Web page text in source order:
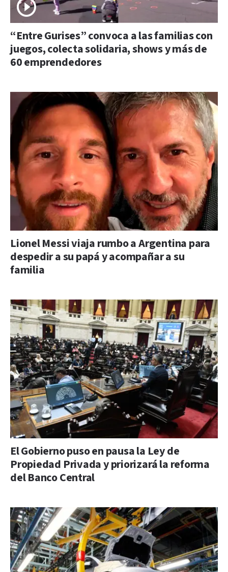
“Entre Gurises” convoca a las familias con
juegos, colecta solidaria, shows y más de
60 emprendedores
Lionel Messi viaja rumbo a Argentina para
despedir a su papá y acompañar a su
familia
El Gobierno puso en pausa la Ley de
Propiedad Privada y priorizará la reforma
del Banco Central